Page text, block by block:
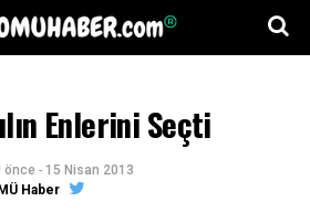
Enlerini Seçti
önce - 15 Nisan 2013
Haber